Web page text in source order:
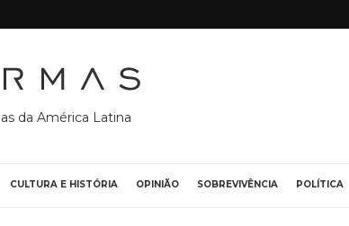
da América Latina
CULTURA E HISTÓRIA OPINIÃO SOBREVIVÊNCIA POLÍTICA